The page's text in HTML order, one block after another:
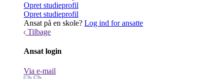
Opret studieprofil
Opret studieprofil
Ansat på en skole? Log ind for ansatte
Tilbage
Ansat login
Via e-mail